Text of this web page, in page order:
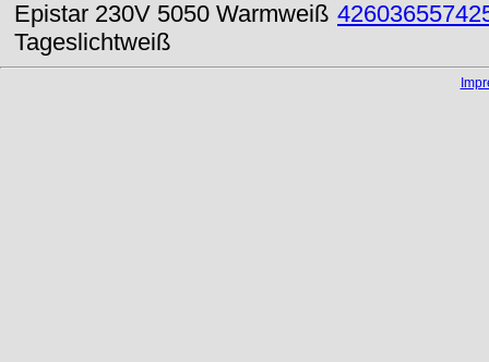
Epistar 230V 5050 Warmweiß
Tageslichtweiß